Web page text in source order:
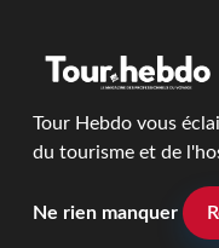
Tour Hebdo vous
du tourisme et de
Ne rien manquer